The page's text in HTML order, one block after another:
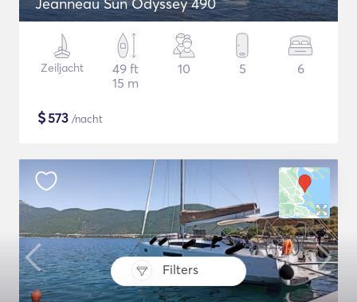
Filters
Zeiljacht
49 ft
15 m
10 5 6
$573 /nacht